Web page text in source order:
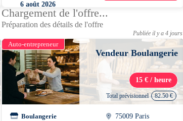
6 août 2026
13h30 - 21h00
Chargement de l'offre...
Préparation des détails de l'offre
Publiée il y a 4 jours
Auto-entrepreneur
Vendeur Boulangerie
15 € / heure
Total prévisionnel 82.50 €
Boulangerie 75009 Paris